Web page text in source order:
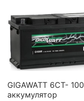
GIGAWATT 6CT- 100
аккумулятор